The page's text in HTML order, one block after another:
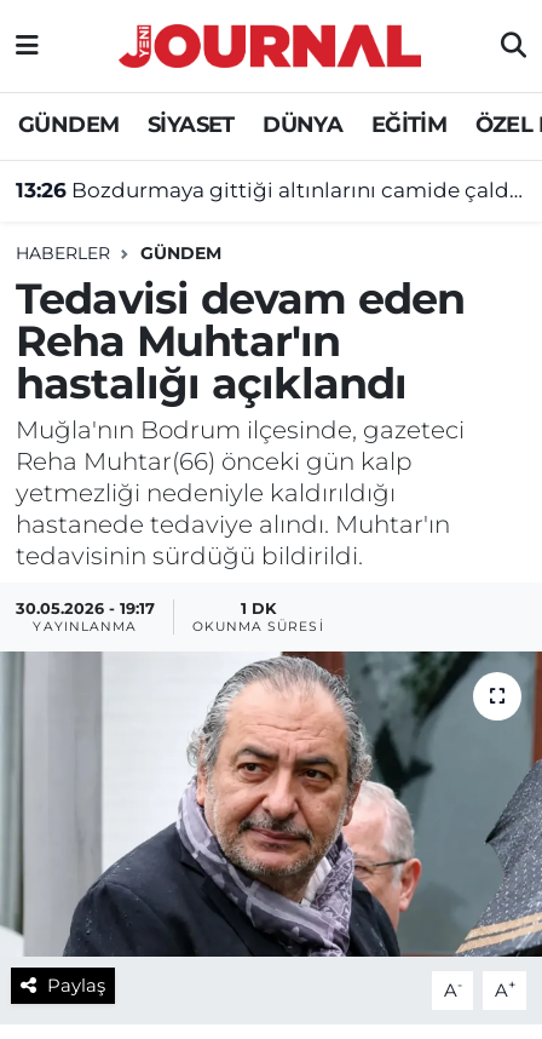
GÜNDEM SİYASET DÜNYA EĞİTİM ÖZEL
13:26 Bozdurmaya gittiği altınlarını camide çaldırdı!
HABERLER GÜNDEM
Tedavisi devam eden
Reha Muhtar'ın
hastalığı açıklandı
Muğla'nın Bodrum ilçesinde, gazeteci
Reha Muhtar(66) önceki gün kalp
yetmezliği nedeniyle kaldırıldığı
hastanede tedaviye alındı. Muhtar'ın
tedavisinin sürdüğü bildirildi.
30.05.2026 - 19:17
YAYINLANMA
1 DK
OKUNMA SÜRESI
Paylaş A- A+
GÜNDEM
SİYASET
DÜNYA
EĞİTİM
ÖZEL HABER
Nöbetçi Eczaneler
Hava Durumu
Süper Lig Puan Durumu ve Fikstür
Tüm Manşetler
Son Dakika Haberleri
Haber Arşivi